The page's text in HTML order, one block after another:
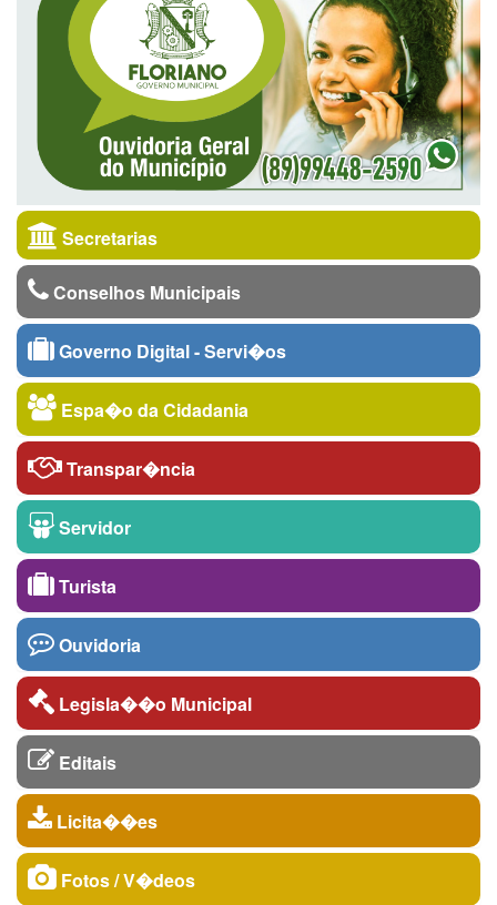
Secretarias
Conselhos Municipais
Governo Digital - Servi�os
Espa�o da Cidadania
Transpar�ncia
Servidor
Turista
Ouvidoria
Legisla��o Municipal
Editais
Licita��es
Fotos / V�deos